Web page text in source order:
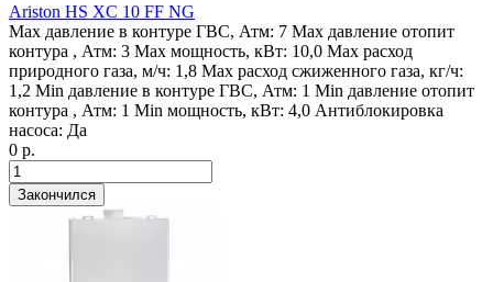
Ariston HS XС 10 FF NG
Max давление в контуре ГВС, Атм: 7 Max давление отопит
контура , Атм: 3 Max мощность, кВт: 10,0 Max расход
природного газа, м/ч: 1,8 Max расход сжиженного газа, кг/ч:
1,2 Min давление в контуре ГВС, Атм: 1 Min давление отопит
контура , Атм: 1 Min мощность, кВт: 4,0 Антиблокировка
насоса: Да
0 р.
Закончился